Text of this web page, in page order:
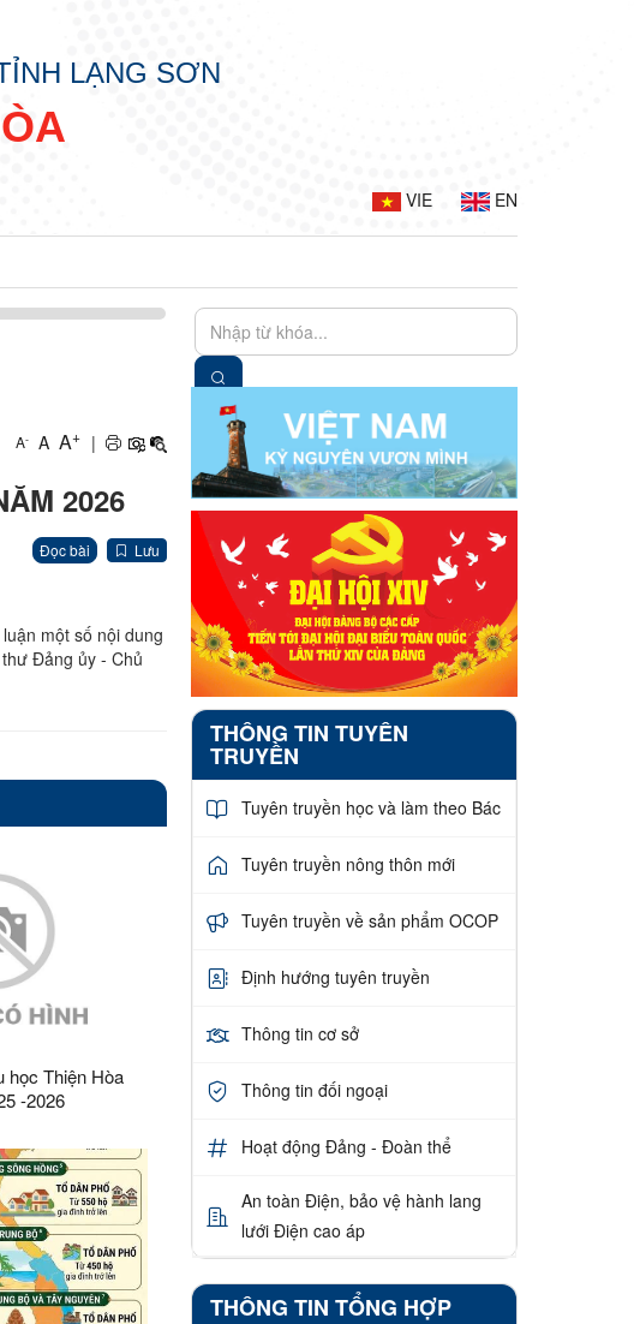
LẠNG SƠN
VIE EN
A- A A+ |
2026
Đọc bài Lưu
một số nội dung
Đảng ủy - Chủ
học Thiện Hòa
-2026
THÔNG TIN TUYÊN
TRUYỀN
Tuyên truyền học và làm theo Bác
Tuyên truyền nông thôn mới
Tuyên truyền về sản phẩm OCOP
Định hướng tuyên truyền
Thông tin cơ sở
Thông tin đối ngoại
Hoạt động Đảng - Đoàn thể
An toàn Điện, bảo vệ hành lang
lưới Điện cao áp
THÔNG TIN TỔNG HỢP